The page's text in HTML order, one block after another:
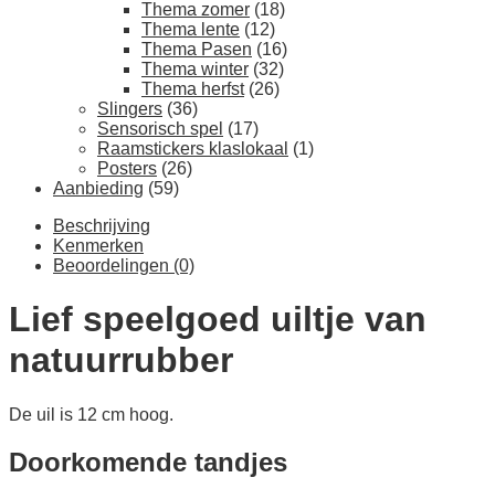
Thema zomer (18)
Thema lente (12)
Thema Pasen (16)
Thema winter (32)
Thema herfst (26)
Slingers (36)
Sensorisch spel (17)
Raamstickers klaslokaal (1)
Posters (26)
Aanbieding (59)
Beschrijving
Kenmerken
Beoordelingen (0)
Lief speelgoed uiltje van
natuurrubber
De uil is 12 cm hoog.
Doorkomende tandjes